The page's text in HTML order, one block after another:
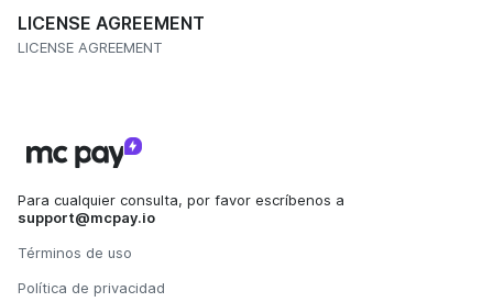
LICENSE AGREEMENT
LICENSE AGREEMENT
Para cualquier consulta, por favor escríbenos a
support@mcpay.io
Términos de uso
Política de privacidad